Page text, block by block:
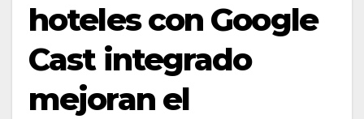
hoteles con Google
Cast integrado
mejoran el